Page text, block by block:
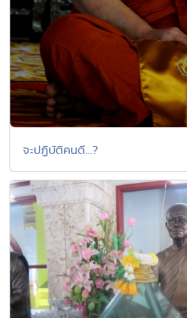
จะปฏิบัติคนดี...?